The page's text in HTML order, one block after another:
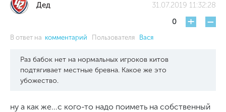
Дед
31.07.2019 11:32:28
0
+ -
В ответ на комментарий Пользователя Вася
Раз бабок нет на нормальных игроков китов
подтягивает местные бревна. Какое же это
убожество.
ну а как же...с кого-то надо поиметь на собственный